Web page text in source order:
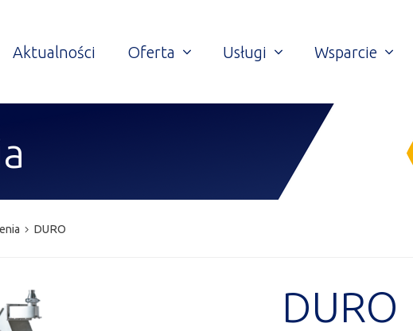
Aktualności Oferta Usługi Wsparcie
DURO
DURO